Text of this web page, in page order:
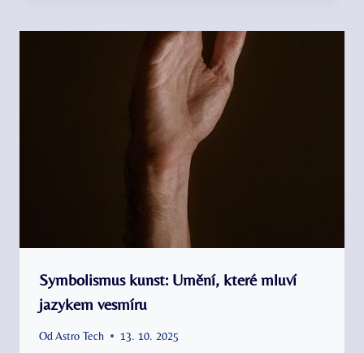
Symbolismus kunst: Umění, které mluví
jazykem vesmíru
Od Astro Tech 13. 10. 2025